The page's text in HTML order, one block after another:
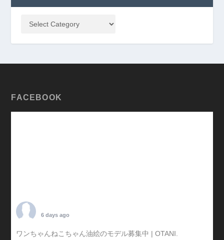
FACEBOOK
6 days ago
ワンちゃんねこちゃん油絵のモデル募集中 | OTANI.